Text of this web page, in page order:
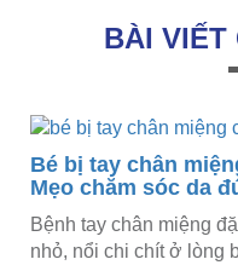
BÀI VIẾT
Bé bị tay chân
Mẹo chăm sóc da
Bệnh tay chân miệng
nhỏ, nổi chi chít ở lòng